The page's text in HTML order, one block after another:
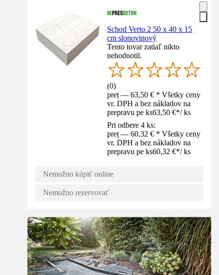
Schod Verto 2 50 x 40 x 15
cm slonovinový
Tento tovar zatiaľ nikto
nehodnotil.
(0)
preț — 63,50 € * Všetky ceny
vr. DPH a bez nákladov na
prepravu pe ks63,50 €*/ ks
Pri odbere 4 ks:
preț — 60,32 € * Všetky ceny
vr. DPH a bez nákladov na
prepravu pe ks60,32 €*/ ks
Nemožno kúpiť online
Nemožno rezervovať
Poradenstvo